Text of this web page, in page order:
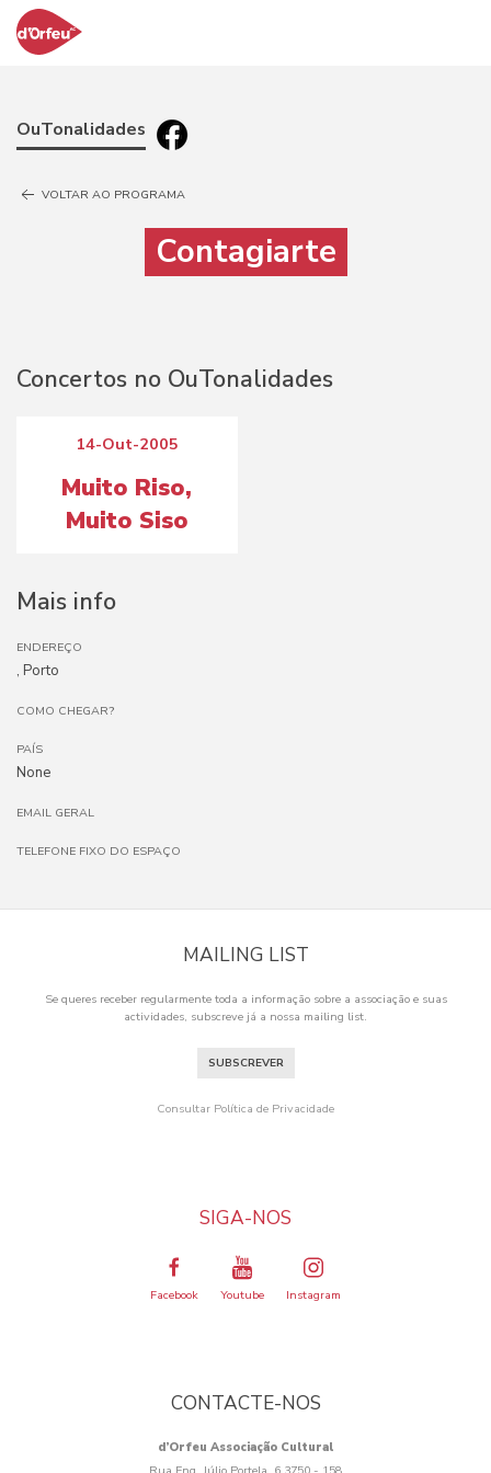
OuTonalidades
VOLTAR AO PROGRAMA
Contagiarte
Concertos no OuTonalidades
14-Out-2005
Muito Riso,
Muito Siso
Mais info
ENDEREÇO
, Porto
COMO CHEGAR?
PAÍS
None
EMAIL GERAL
TELEFONE FIXO DO ESPAÇO
MAILING LIST
Se queres receber regularmente toda a informação sobre a associação e suas
actividades, subscreve já a nossa mailing list.
SUBSCREVER
Consultar Política de Privacidade
SIGA-NOS
Facebook Youtube Instagram
CONTACTE-NOS
d’Orfeu Associação Cultural